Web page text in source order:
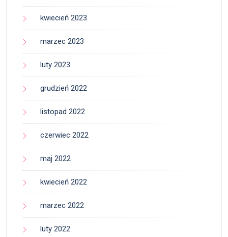
kwiecień 2023
marzec 2023
luty 2023
grudzień 2022
listopad 2022
czerwiec 2022
maj 2022
kwiecień 2022
marzec 2022
luty 2022